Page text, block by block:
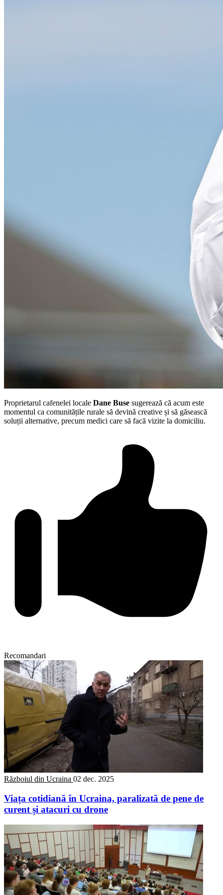
Proprietarul cafenelei locale Dane Buse sugerează că acum este
momentul ca comunitățile rurale să devină creative și să găsească
soluții alternative, precum medici care să facă vizite la domiciliu.
Recomandari
Războiul din Ucraina 02 dec. 2025
Viața cotidiană în Ucraina, paralizată de pene de
curent și atacuri cu drone